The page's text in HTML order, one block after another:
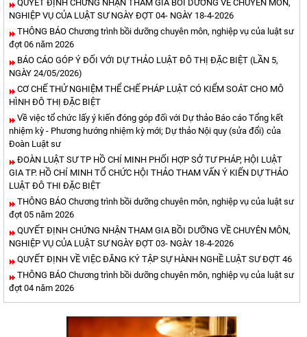
QUYẾT ĐỊNH CHỨNG NHẬN THAM GIA BỒI DƯỠNG VỀ CHUYÊN MÔN,
NGHIỆP VỤ CỦA LUẬT SƯ NGÀY ĐỢT 04- NGÀY 18-4-2026
THÔNG BÁO Chương trình bồi dưỡng chuyên môn, nghiệp vụ của luật sư
đợt 06 năm 2026
BÁO CÁO GÓP Ý ĐỐI VỚI DỰ THẢO LUẬT ĐÔ THỊ ĐẶC BIỆT (LẦN 5,
NGÀY 24/05/2026)
CƠ CHẾ THỬ NGHIỆM THỂ CHẾ PHÁP LUẬT CÓ KIỂM SOÁT CHO MÔ
HÌNH ĐÔ THỊ ĐẶC BIỆT
Về việc tổ chức lấy ý kiến đóng góp đối với Dự thảo Báo cáo Tổng kết
nhiệm kỳ - Phương hướng nhiệm kỳ mới; Dự thảo Nội quy (sửa đổi) của
Đoàn Luật sư
ĐOÀN LUẬT SƯ TP HỒ CHÍ MINH PHỐI HỢP SỞ TƯ PHÁP, HỘI LUẬT
GIA TP. HỒ CHÍ MINH TỔ CHỨC HỘI THẢO THAM VẤN Ý KIẾN DỰ THẢO
LUẬT ĐÔ THI ĐẶC BIỆT
THÔNG BÁO Chương trình bồi dưỡng chuyên môn, nghiệp vụ của luật sư
đợt 05 năm 2026
QUYẾT ĐỊNH CHỨNG NHẬN THAM GIA BỒI DƯỠNG VỀ CHUYÊN MÔN,
NGHIỆP VỤ CỦA LUẬT SƯ NGÀY ĐỢT 03- NGÀY 18-4-2026
QUYẾT ĐỊNH VỀ VIỆC ĐĂNG KÝ TẬP SỰ HÀNH NGHỀ LUẬT SƯ ĐỢT 46
THÔNG BÁO Chương trình bồi dưỡng chuyên môn, nghiệp vụ của luật sư
đợt 04 năm 2026